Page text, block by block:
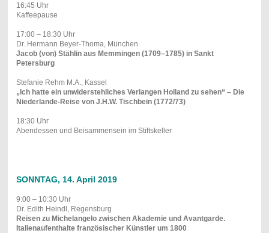
16:45 Uhr
Kaffeepause
17:00 – 18:30 Uhr
Dr. Hermann Beyer-Thoma, München
Jacob (von) Stählin aus Memmingen (1709–1785) in Sankt
Petersburg
Stefanie Rehm M.A., Kassel
„Ich hatte ein unwiderstehliches Verlangen Holland zu sehen“ – Die
Niederlande-Reise von J.H.W. Tischbein (1772/73)
18:30 Uhr
Abendessen und Beisammensein im Stiftskeller
SONNTAG, 14. April 2019
9:00 – 10:30 Uhr
Dr. Edith Heindl, Regensburg
Reisen zu Michelangelo zwischen Akademie und Avantgarde.
Italienaufenthalte französischer Künstler um 1800